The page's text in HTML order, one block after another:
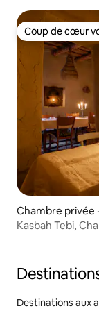
Coup de cœur
Coup de cœur
Chambre privée
Kasbah Tebi,
Destinations aux